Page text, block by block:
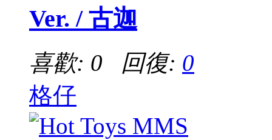
Ver. / 古迦
喜歡: 0 回復: 0
格仔